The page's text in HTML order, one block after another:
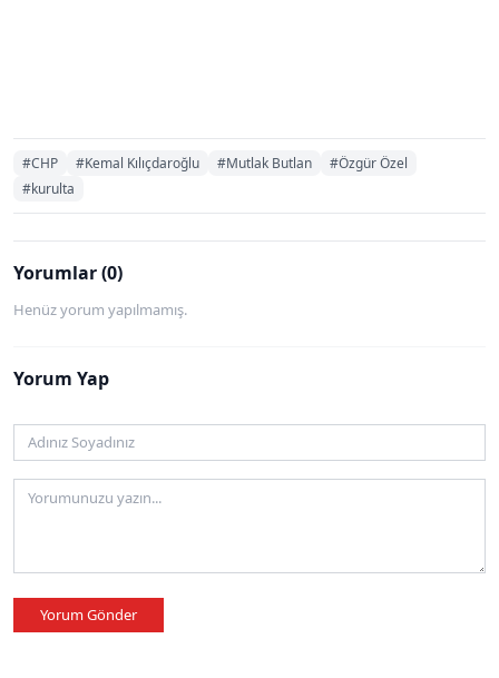
#CHP #Kemal Kılıçdaroğlu #Mutlak Butlan
#Özgür Özel
#kurulta
Yorumlar (0)
Henüz yorum yapılmamış.
Yorum Yap
Yorum Gönder